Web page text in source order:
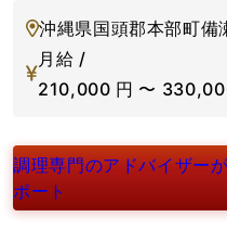
沖縄県国頭郡本部町備
月給 /
210,000 円 〜
調理専門のアドバイザー
ポート